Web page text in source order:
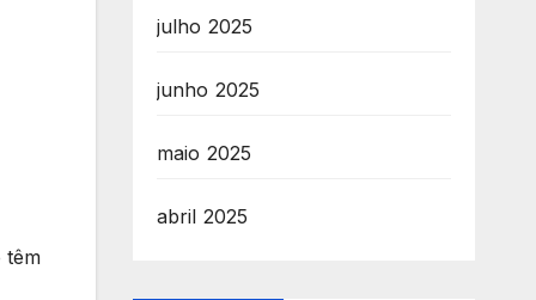
têm
julho 2025
junho 2025
maio 2025
abril 2025